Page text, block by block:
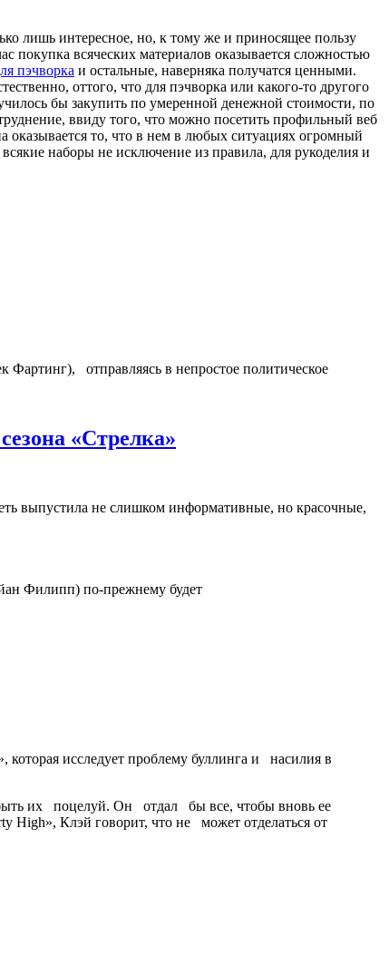
лишь интересное, но, к тому же и приносящее пользу
покупка всяческих материалов оказывается сложностью
пэчворка и остальные, наверняка получатся ценными.
оттого, что для пэчворка или какого-то другого
бы закупить по умеренной денежной стоимости, по
ввиду того, что можно посетить профильный веб
оказывается то, что в нем в любых ситуациях огромный
наборы не исключение из правила, для рукоделия и
отправляясь в непростое политическое
«Стрелка»
выпустила не слишком информативные, но красочные,
Филипп) по-прежнему будет
исследует проблему буллинга и насилия в
их поцелуй. Он отдал бы все, чтобы вновь ее
High», Клэй говорит, что не может отделаться от